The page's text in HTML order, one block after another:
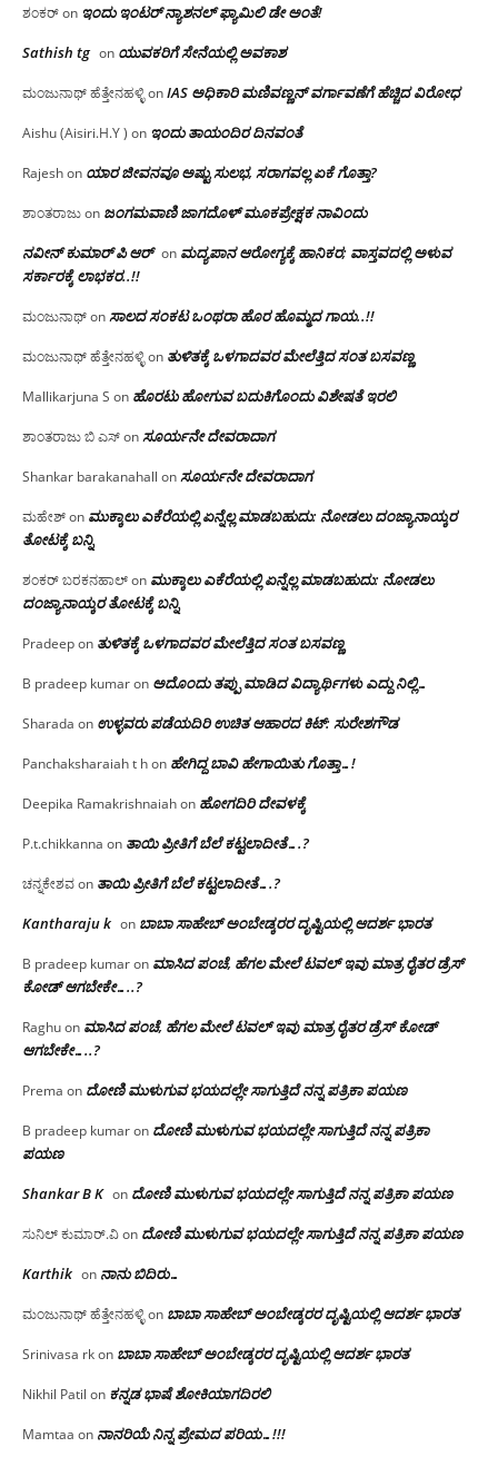
ಶಂಕರ್on ಇಂದು ಇಂಟರ್ ನ್ಯಾಶನಲ್ ಫ್ಯಾಮಿಲಿ ಡೇ ಅಂತೆ!
Sathish tg on ಯುವಕರಿಗೆ ಸೇನೆಯಲ್ಲಿ ಅವಕಾಶ
ಮಂಜುನಾಥ್ ಹೆತ್ತೇನಹಳ್ಳಿonIAS ಅಧಿಕಾರಿ ಮಣಿವಣ್ಣನ್ ವರ್ಗಾವಣೆಗೆ ಹೆಚ್ಚಿದ‌ ವಿರೋಧ
Aishu (Aisiri.H.Y ) on ಇಂದು ತಾಯಂದಿರ ದಿನವಂತೆ
Rajeshon ಯಾರ ಜೀವನವೂ ಅಷ್ಟು ಸುಲಭ, ಸರಾಗವಲ್ಲ ಏಕೆ ಗೊತ್ತಾ?
ಶಾಂತರಾಜುon ಜಂಗಮವಾಣಿ ಜಾಗದೊಳ್ ಮೂಕಪ್ರೇಕ್ಷಕ ನಾವಿಂದು
ನವೀನ್ ಕುಮಾರ್ ಪಿ ಆರ್ on ಮದ್ಯಪಾನ ಆರೋಗ್ಯಕ್ಕೆ ಹಾನಿಕರ; ವಾಸ್ತವದಲ್ಲಿ ಅಳುವ
ಸರ್ಕಾರಕ್ಕೆ ಲಾಭಕರ..!!
ಮಂಜುನಾಥ್onಸಾಲದ ಸಂಕಟ ಒಂಥರಾ ಹೊರ ಹೊಮ್ಮದ ಗಾಯ..!!
ಮಂಜುನಾಥ್ ಹೆತ್ತೇನಹಳ್ಳಿon ತುಳಿತಕ್ಕೆ ಒಳಗಾದವರ ಮೇಲೆತ್ತಿದ ಸಂತ ಬಸವಣ್ಣ
Mallikarjuna S on ಹೊರಟು ಹೋಗುವ ಬದುಕಿಗೊಂದು ವಿಶೇಷತೆ ಇರಲಿ
ಶಾಂತರಾಜು ಬಿ ಎಸ್onಸೂರ್ಯನೇ ದೇವರಾದಾಗ
Shankar barakanahall onಸೂರ್ಯನೇ ದೇವರಾದಾಗ
ಮಹೇಶ್on ಮುಕ್ಕಾಲು ಎಕೆರೆಯಲ್ಲಿ ಏನ್ನೆಲ್ಲ‌ ಮಾಡಬಹುದು: ನೋಡಲು ದಂಜ್ಯಾನಾಯ್ಕರ
ತೋಟಕ್ಕೆ ಬನ್ನಿ
ಶಂಕರ್ ಬರಕನಹಾಲ್on ಮುಕ್ಕಾಲು ಎಕೆರೆಯಲ್ಲಿ ಏನ್ನೆಲ್ಲ‌ ಮಾಡಬಹುದು: ನೋಡಲು
ದಂಜ್ಯಾನಾಯ್ಕರ ತೋಟಕ್ಕೆ ಬನ್ನಿ
Pradeepon ತುಳಿತಕ್ಕೆ ಒಳಗಾದವರ ಮೇಲೆತ್ತಿದ ಸಂತ ಬಸವಣ್ಣ
B pradeep kumaron ಅದೊಂದು ತಪ್ಪು ಮಾಡಿದ ವಿದ್ಯಾರ್ಥಿಗಳು ಎದ್ದು ನಿಲ್ಲಿ…
Sharada on ಉಳ್ಳವರು ಪಡೆಯದಿರಿ ಉಚಿತ ಆಹಾರದ ಕಿಟ್: ಸುರೇಶಗೌಡ
Panchaksharaiah t hon ಹೇಗಿದ್ದ ಬಾವಿ ಹೇಗಾಯಿತು ಗೊತ್ತಾ…!
Deepika Ramakrishnaiahon ಹೋಗದಿರಿ ದೇವಳಕ್ಕೆ
P.t.chikkanna on ತಾಯಿ ಪ್ರೀತಿಗೆ ಬೆಲೆ ಕಟ್ಟಲಾದೀತೆ….?
ಚನ್ನಕೇಶವon ತಾಯಿ ಪ್ರೀತಿಗೆ ಬೆಲೆ ಕಟ್ಟಲಾದೀತೆ….?
Kantharaju k on ಬಾಬಾ ಸಾಹೇಬ್ ಅಂಬೇಡ್ಕರರ ದೃಷ್ಟಿಯಲ್ಲಿ ಆದರ್ಶ ಭಾರತ
B pradeep kumaron ಮಾಸಿದ ಪಂಚೆ, ಹೆಗಲ ಮೇಲೆ ಟವಲ್‌ ಇವು ಮಾತ್ರ ರೈತರ ಡ್ರೆಸ್‌
ಕೋಡ್ ಆಗಬೇಕೇ…..?‌
Raghuon ಮಾಸಿದ ಪಂಚೆ, ಹೆಗಲ ಮೇಲೆ ಟವಲ್‌ ಇವು ಮಾತ್ರ ರೈತರ ಡ್ರೆಸ್‌ ಕೋಡ್
ಆಗಬೇಕೇ…..?‌
Prema on ದೋಣಿ ಮುಳುಗುವ ಭಯದಲ್ಲೇ ಸಾಗುತ್ತಿದೆ ನನ್ನ ಪತ್ರಿಕಾ ಪಯಣ
B pradeep kumaron ದೋಣಿ ಮುಳುಗುವ ಭಯದಲ್ಲೇ ಸಾಗುತ್ತಿದೆ ನನ್ನ ಪತ್ರಿಕಾ
ಪಯಣ
Shankar B K on ದೋಣಿ ಮುಳುಗುವ ಭಯದಲ್ಲೇ ಸಾಗುತ್ತಿದೆ ನನ್ನ ಪತ್ರಿಕಾ ಪಯಣ
ಸುನಿಲ್ ಕುಮಾರ್.ವಿon ದೋಣಿ ಮುಳುಗುವ ಭಯದಲ್ಲೇ ಸಾಗುತ್ತಿದೆ ನನ್ನ ಪತ್ರಿಕಾ ಪಯಣ
Karthik on ನಾನು ಬಿದಿರು…
ಮಂಜುನಾಥ್ ಹೆತ್ತೇನಹಳ್ಳಿon ಬಾಬಾ ಸಾಹೇಬ್ ಅಂಬೇಡ್ಕರರ ದೃಷ್ಟಿಯಲ್ಲಿ ಆದರ್ಶ ಭಾರತ
Srinivasa rkon ಬಾಬಾ ಸಾಹೇಬ್ ಅಂಬೇಡ್ಕರರ ದೃಷ್ಟಿಯಲ್ಲಿ ಆದರ್ಶ ಭಾರತ
Nikhil Patil on ಕನ್ನಡ ಭಾಷೆ ಶೋಕಿಯಾಗದಿರಲಿ
Mamtaa on ನಾನರಿಯೆ ನಿನ್ನ ಪ್ರೇಮದ ಪರಿಯ…!!!